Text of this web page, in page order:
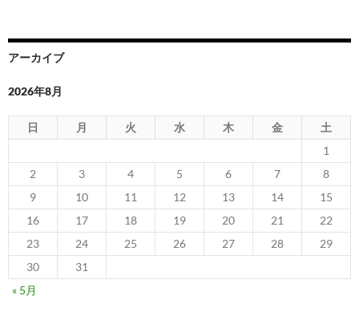
アーカイブ
2026年8月
日 月 火 水 木 金
土
1
2
3 4 5 6 7
8
9
10 11 12 13 14
15
16
17 18 19 20 21
22
23
24 25 26 27 28
29
30
31
« 5月